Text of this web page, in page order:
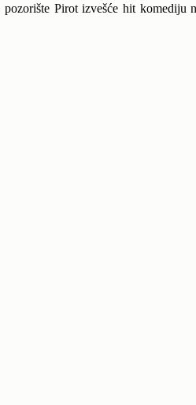
Pirot izvešće hit